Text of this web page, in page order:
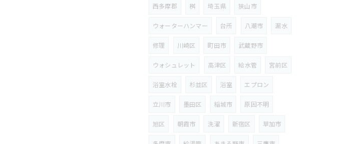
西多摩郡 桝 埼玉県 狭山市
ウォーターハンマー 台所 八潮市 漏水
修理 川崎区 町田市 武蔵野市
ウォシュレット 高津区 給水管 宮前区
浴室水栓 杉並区 浴室 エプロン
立川市 墨田区 稲城市 原因不明
旭区 朝霞市 洗濯 新宿区 草加市